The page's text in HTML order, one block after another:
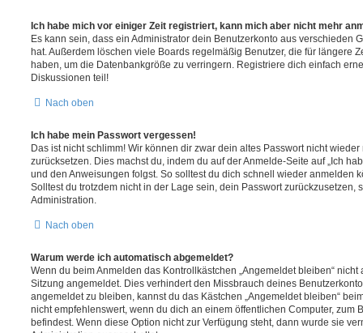
Ich habe mich vor einiger Zeit registriert, kann mich aber nicht mehr
Es kann sein, dass ein Administrator dein Benutzerkonto aus verschieden
hat. Außerdem löschen viele Boards regelmäßig Benutzer, die für längere
haben, um die Datenbankgröße zu verringern. Registriere dich einfach
Diskussionen teil!
Nach oben
Ich habe mein Passwort vergessen!
Das ist nicht schlimm! Wir können dir zwar dein altes Passwort nicht
zurücksetzen. Dies machst du, indem du auf der Anmelde-Seite auf „Ich
und den Anweisungen folgst. So solltest du dich schnell wieder anmelden
Solltest du trotzdem nicht in der Lage sein, dein Passwort zurückzusetzen,
Administration.
Nach oben
Warum werde ich automatisch abgemeldet?
Wenn du beim Anmelden das Kontrollkästchen „Angemeldet bleiben“
Sitzung angemeldet. Dies verhindert den Missbrauch deines
angemeldet zu bleiben, kannst du das Kästchen „Angemeldet bleiben“
nicht empfehlenswert, wenn du dich an einem öffentlichen Computer, zum
befindest. Wenn diese Option nicht zur Verfügung steht, dann wurde sie